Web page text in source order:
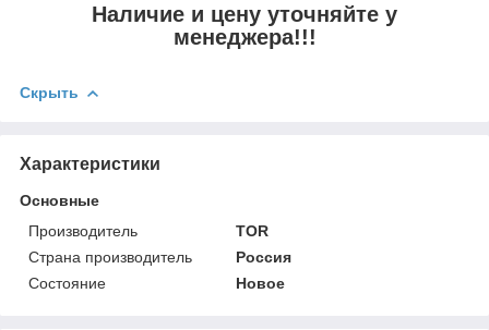
Наличие и цену уточняйте у
менеджера!!!
Скрыть
Характеристики
Основные
Производитель
TOR
Страна производитель
Россия
Состояние
Новое